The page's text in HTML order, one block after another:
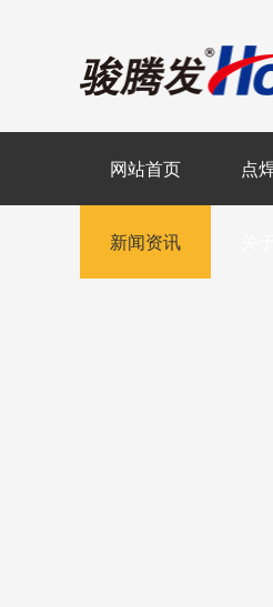
网站首页 点
新闻资讯